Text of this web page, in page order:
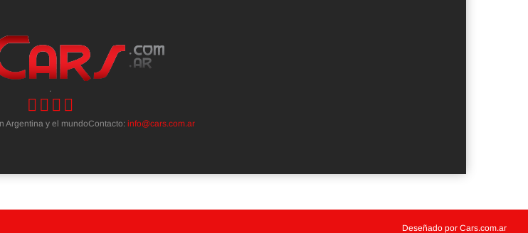
.
Argentina y el mundoContacto: info@cars.com.ar
Deseñado por Cars.com.ar